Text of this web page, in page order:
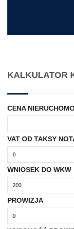
KALKULATOR
CENA
VAT OD TAKSY
WNIOSEK DO WKW
PROWIZJA